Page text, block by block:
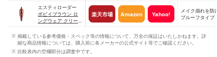
STRAPLESS
エスティローダー
ボビイブラウン ロ
ングウェア クリー
ック 49 インカンデ
スント
楽天市場 Amazon Yahoo!
メイク崩れを防
プルーフタイプ
掲載している参考価格・スペック等の情報について、万全の保証はいたしかねます。詳
細な商品情報については、購入前に各メーカーの公式サイト等でご確認ください。
比較表内の空欄部分は調査中です。